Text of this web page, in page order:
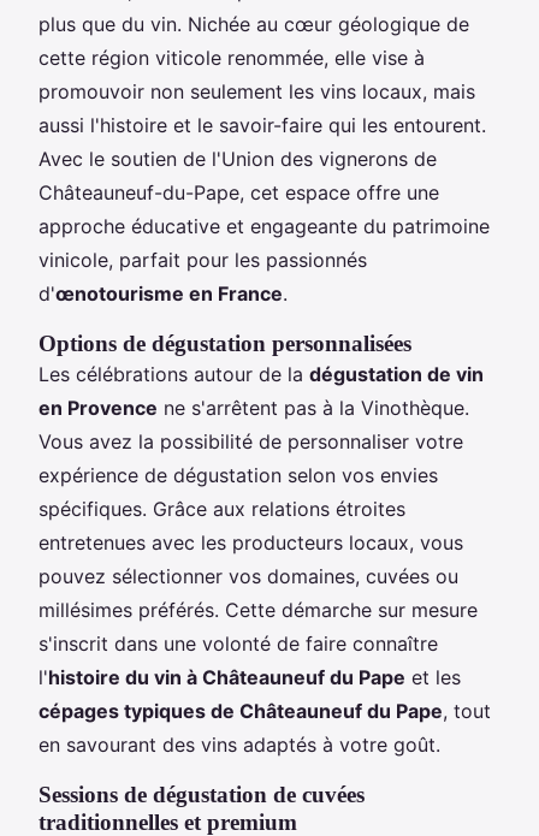
plus que du vin. Nichée au cœur géologique de
cette région viticole renommée, elle vise à
promouvoir non seulement les vins locaux, mais
aussi l'histoire et le savoir-faire qui les entourent.
Avec le soutien de l'Union des vignerons de
Châteauneuf-du-Pape, cet espace offre une
approche éducative et engageante du patrimoine
vinicole, parfait pour les passionnés
d'œnotourisme en France.
Options de dégustation personnalisées
Les célébrations autour de la dégustation de vin
en Provence ne s'arrêtent pas à la Vinothèque.
Vous avez la possibilité de personnaliser votre
expérience de dégustation selon vos envies
spécifiques. Grâce aux relations étroites
entretenues avec les producteurs locaux, vous
pouvez sélectionner vos domaines, cuvées ou
millésimes préférés. Cette démarche sur mesure
s'inscrit dans une volonté de faire connaître
l'histoire du vin à Châteauneuf du Pape et les
cépages typiques de Châteauneuf du Pape, tout
en savourant des vins adaptés à votre goût.
Sessions de dégustation de cuvées
traditionnelles et premium